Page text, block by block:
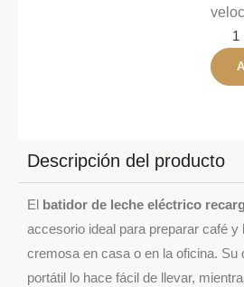
Descripción del producto
El batidor de leche eléctrico
accesorio ideal para preparar café
cremosa en casa o en la oficina. Su
portátil lo hace fácil de llevar,